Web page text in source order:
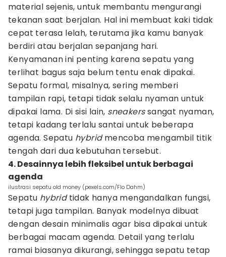
material sejenis, untuk membantu mengurangi
tekanan saat berjalan. Hal ini membuat kaki tidak
cepat terasa lelah, terutama jika kamu banyak
berdiri atau berjalan sepanjang hari.
Kenyamanan ini penting karena sepatu yang
terlihat bagus saja belum tentu enak dipakai.
Sepatu formal, misalnya, sering memberi
tampilan rapi, tetapi tidak selalu nyaman untuk
dipakai lama. Di sisi lain, sneakerssangat nyaman,
tetapi kadang terlalu santai untuk beberapa
agenda. Sepatu hybridmencoba mengambil titik
tengah dari dua kebutuhan tersebut.
4. Desainnya lebih fleksibel untuk berbagai
agenda
ilustrasi sepatu old money (pexels.com/Flo Dahm)
Sepatu hybridtidak hanya mengandalkan fungsi,
tetapi juga tampilan. Banyak modelnya dibuat
dengan desain minimalis agar bisa dipakai untuk
berbagai macam agenda. Detail yang terlalu
ramai biasanya dikurangi, sehingga sepatu tetap